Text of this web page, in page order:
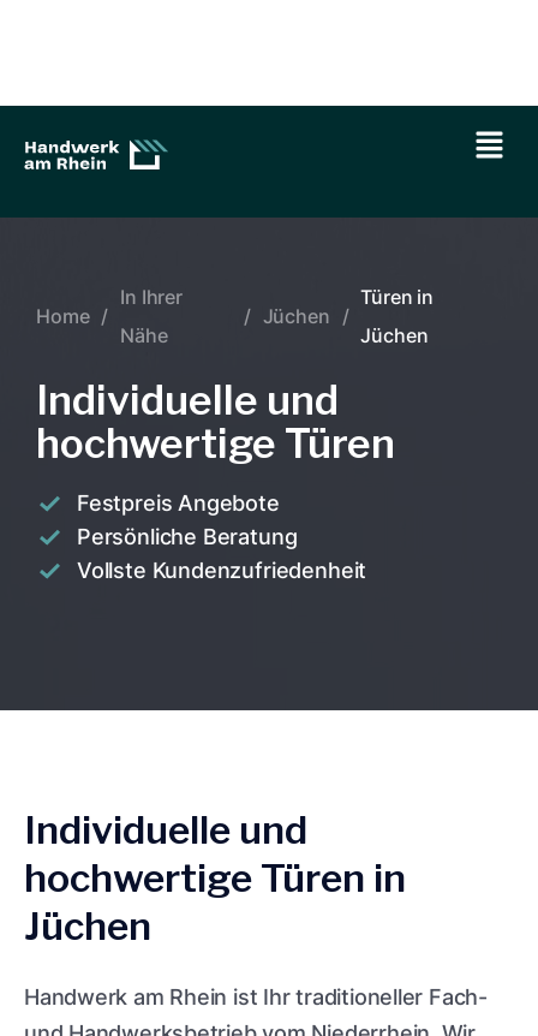
Home /
In Ihrer
Nähe
/ Jüchen /
Türen in
Jüchen
Individuelle und
hochwertige Türen
Festpreis Angebote
Persönliche Beratung
Vollste Kundenzufriedenheit
Individuelle und
hochwertige Türen in
Jüchen
Handwerk am Rhein ist Ihr traditioneller Fach-